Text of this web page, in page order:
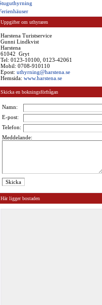
Uppgifter om uthyraren
Harstena Turistservice
Gunni Lindkvist
Harstena
61042 Gryt
Tel: 0123-10100, 0123-42061
Mobil: 0708-910110
Epost: uthyrning@harstena.se
Hemsida: www.harstena.se
Skicka en bokningsförfrågan
Namn:
E-post:
Telefon:
Meddelande:
Här ligger bostaden